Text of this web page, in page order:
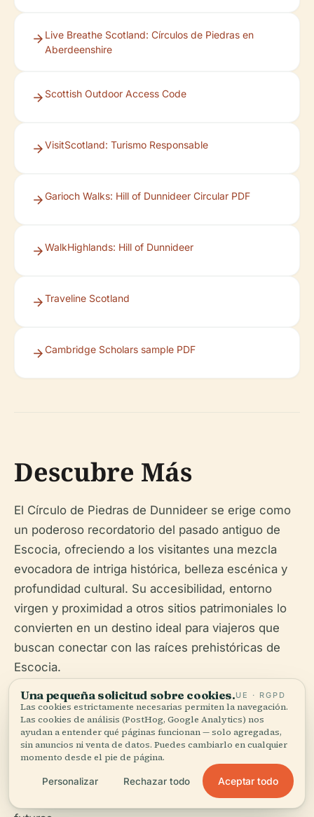
Live Breathe Scotland: Círculos de Piedras en
Aberdeenshire
Scottish Outdoor Access Code
VisitScotland: Turismo Responsable
Garioch Walks: Hill of Dunnideer Circular PDF
WalkHighlands: Hill of Dunnideer
Traveline Scotland
Cambridge Scholars sample PDF
Descubre Más
El Círculo de Piedras de Dunnideer se erige como
un poderoso recordatorio del pasado antiguo de
Escocia, ofreciendo a los visitantes una mezcla
evocadora de intriga histórica, belleza escénica y
profundidad cultural. Su accesibilidad, entorno
virgen y proximidad a otros sitios patrimoniales lo
convierten en un destino ideal para viajeros que
buscan conectar con las raíces prehistóricas de
Escocia.
Planee su visita hoy mismo: utilice recursos
turísticos oficiales y considere descargar la
aplicación Audiala para obtener audioguías digitales
que enriquezcan su experiencia in situ. Comparta
su viaje con otros y recuerde respetar y proteger
estos frágiles monumentos para las generaciones
Una pequeña solicitud sobre cookies.UE · RGPD
Las cookies estrictamente necesarias permiten la navegación.
Las cookies de análisis (PostHog, Google Analytics) nos
ayudan a entender qué páginas funcionan — solo agregadas,
sin anuncios ni venta de datos. Puedes cambiarlo en cualquier
momento desde el pie de página.
Personalizar Rechazar todo Aceptar todo